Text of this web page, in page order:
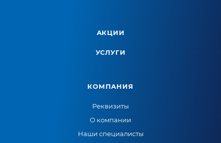
АКЦИИ
УСЛУГИ
КОМПАНИЯ
Реквизиты
О компании
Наши специалисты